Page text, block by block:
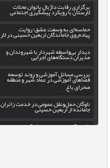
برگزاری رقابت داژبال بانوان محلات
لارستان با رویکرد پیشگیری اجتماعی
حماسه‌ای به وسعت عشق؛ روایت
پیاده‌روی جاماندگان اربعین حسینی در لار
دیدار بی‌واسطه شهردار با شهروندان و
مدیران دستگاه‌های اجرایی
بررسی مسائل آموزشی و روند توسعه
فضاهای آموزشی در عماد شهر و منطقه
صحرای باغ
ناوگان حمل‌ونقل عمومی در خدمت زائران
جامانده از اربعین حسینی
افتخارآفرینی دوباره دانش‌آموز لارستانی